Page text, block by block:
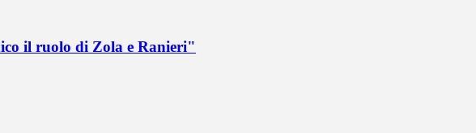
il ruolo di Zola e Ranieri"